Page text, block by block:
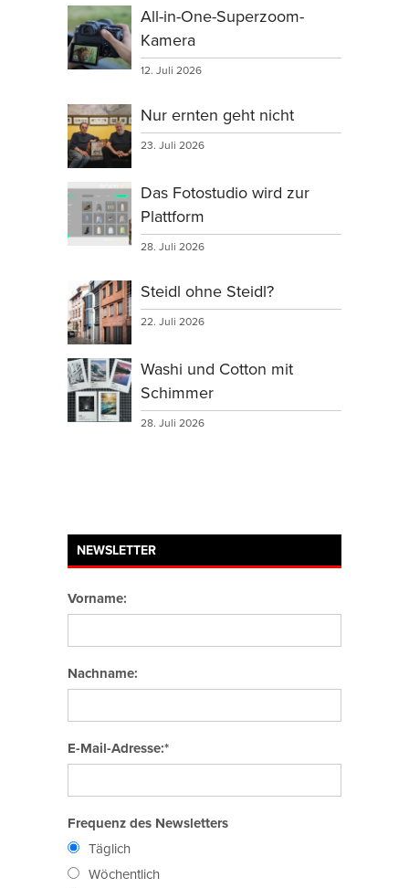
All-in-One-Superzoom-
Kamera
12. Juli 2026
Nur ernten geht nicht
23. Juli 2026
Das Fotostudio wird zur
Plattform
28. Juli 2026
Steidl ohne Steidl?
22. Juli 2026
Washi und Cotton mit
Schimmer
28. Juli 2026
NEWSLETTER
Vorname:
Nachname:
E-Mail-Adresse:*
Frequenz des Newsletters
Täglich
Wöchentlich